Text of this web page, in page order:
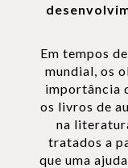
Em tempos
mundial, os
importância
os livros de
na
tratados a
que uma